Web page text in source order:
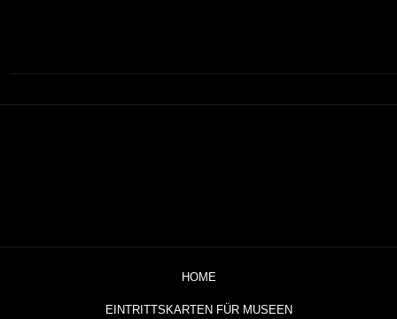
HOME
EINTRITTSKARTEN FÜR MUSEEN